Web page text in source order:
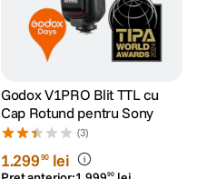
Godox V1PRO Blit TTL cu
Cap Rotund pentru Sony
(3)
1.29990 lei
90